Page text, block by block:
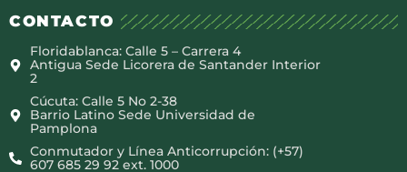
CONTACTO
Floridablanca: Calle 5 – Carrera 4
Antigua Sede Licorera de Santander Interior
2
Cúcuta: Calle 5 No 2-38
Barrio Latino Sede Universidad de
Pamplona
Conmutador y Línea Anticorrupción: (+57)
607 685 29 92 ext. 1000